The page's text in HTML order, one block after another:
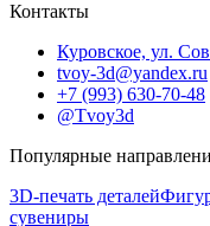
Контакты
Куровское, ул.
tvoy-3d@yandex.ru
+7 (993) 630-70-48
@Tvoy3d
Популярные
3D-печать деталей
сувениры